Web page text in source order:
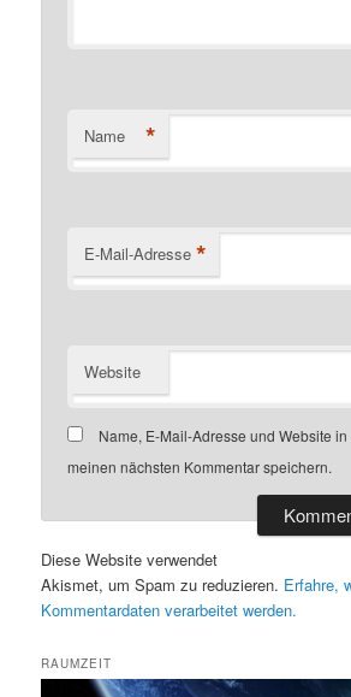
Name *
E-Mail-Adresse *
Website
Name, E-Mail-Adresse und Website
meinen nächsten Kommentar speichern.
Diese Website verwendet
Akismet, um Spam zu reduzieren. Erfahre,
Kommentardaten verarbeitet werden.
RAUMZEIT